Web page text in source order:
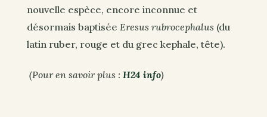
nouvelle espèce, encore inconnue et
désormais baptisée Eresus rubrocephalus (du
latin ruber, rouge et du grec kephale, tête).
(Pour en savoir plus : H24 info)